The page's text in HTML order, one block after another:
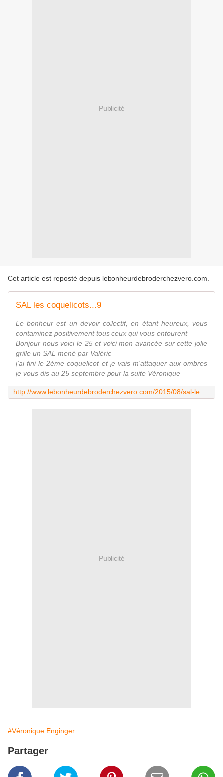
Publicité
Cet article est reposté depuis lebonheurdebroderchezvero.com
SAL les coquelicots...9
Le bonheur est un devoir collectif, en étant heureux, vous
contaminez positivement tous ceux qui vous entourent
Bonjour nous voici le 25 et voici mon avancée sur cette jolie
grille un SAL mené par Valérie
j'ai fini le 2ème coquelicot et je vais m'attaquer aux ombres
je vous dis au 25 septembre pour la suite Véronique
Publicité
#Véronique Enginger
Partager